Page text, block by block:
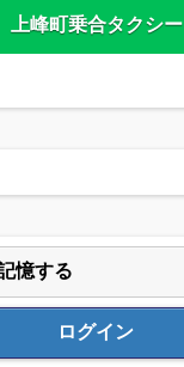
上峰町乗合タクシー
憶する
ログイン